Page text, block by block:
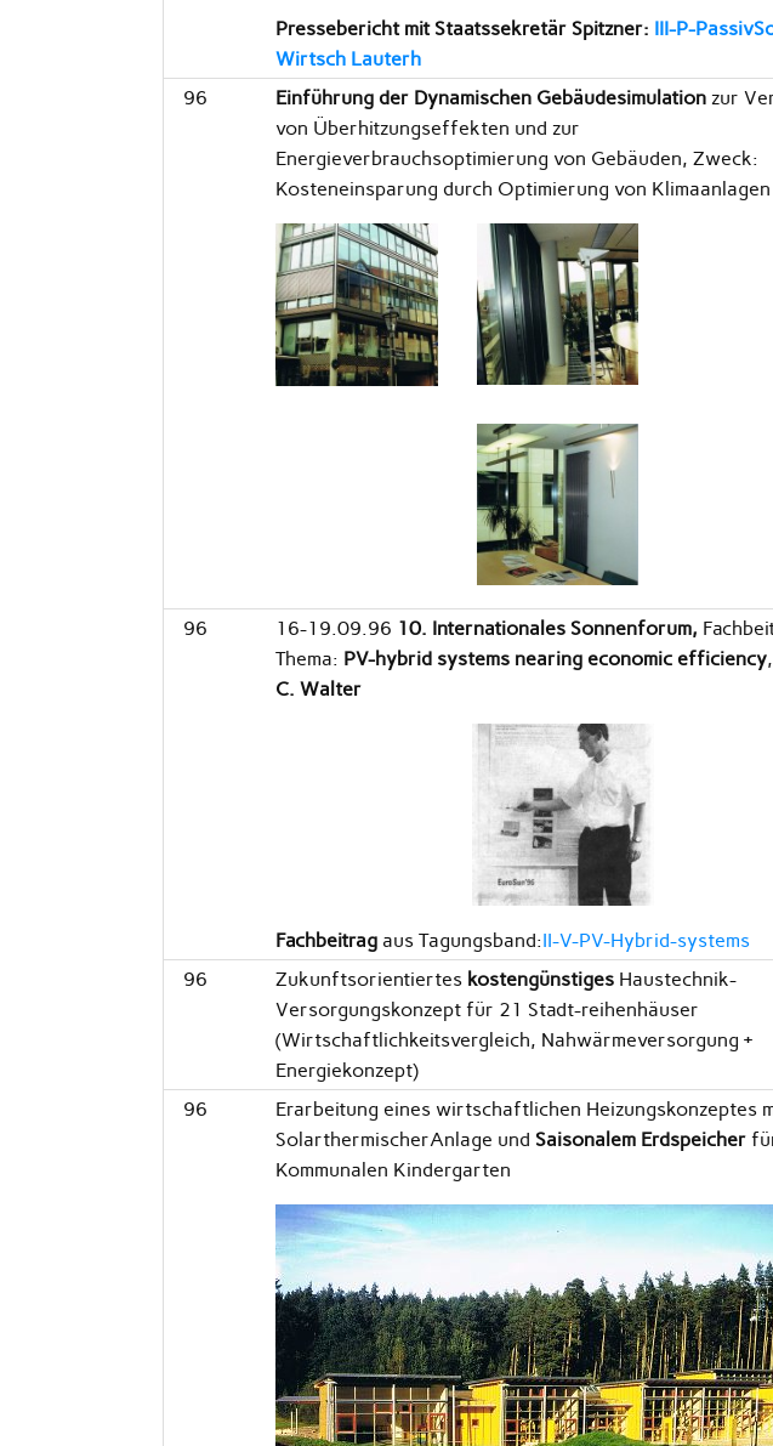
Pressebericht mit Staatssekretär Spitzner: III-P-
Wirtsch Lauterh
96 Einführung der Dynamischen Gebäudesimulationzur
von Überhitzungseffekten und zur
Energieverbrauchsoptimierung von Gebäuden, Zweck:
Kosteneinsparung durch Optimierung von Klimaanlagen
96 16-19.09.96 10. Internationales Sonnenforum,
Thema: PV-hybrid systems nearing economic efficiency
C. Walter
Fachbeitragaus Tagungsband:II-V-PV-Hybrid-systems
96 Zukunftsorientiertes kostengünstigesHaustechnik-
Versorgungskonzept für 21 Stadt-reihenhäuser
(Wirtschaftlichkeitsvergleich, Nahwärmeversorgung +
Energiekonzept)
96
Erarbeitung eines wirtschaftlichen Heizungskonzeptes
SolarthermischerAnlage und Saisonalem Erdspeicher
Kommunalen Kindergarten